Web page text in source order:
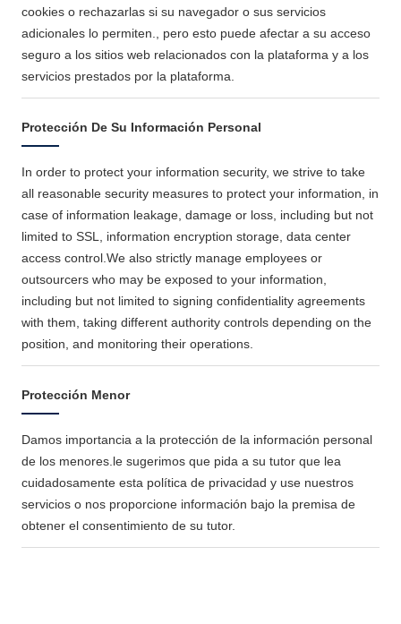
cookies o rechazarlas si su navegador o sus servicios
adicionales lo permiten., pero esto puede afectar a su acceso
seguro a los sitios web relacionados con la plataforma y a los
servicios prestados por la plataforma.
Protección De Su Información Personal
In order to protect your information security, we strive to take
all reasonable security measures to protect your information, in
case of information leakage, damage or loss, including but not
limited to SSL, information encryption storage, data center
access control.We also strictly manage employees or
outsourcers who may be exposed to your information,
including but not limited to signing confidentiality agreements
with them, taking different authority controls depending on the
position, and monitoring their operations.
Protección Menor
Damos importancia a la protección de la información personal
de los menores.le sugerimos que pida a su tutor que lea
cuidadosamente esta política de privacidad y use nuestros
servicios o nos proporcione información bajo la premisa de
obtener el consentimiento de su tutor.